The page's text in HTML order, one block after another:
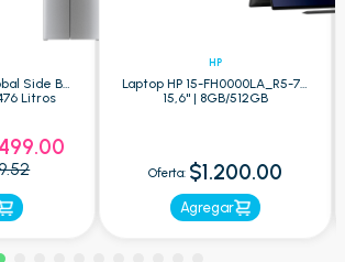
Side By
Litros
HP
Laptop HP 15-FH0000LA_R5-7 -
15,6" | 8GB/512GB
Oferta: $1.200.00
Agregar